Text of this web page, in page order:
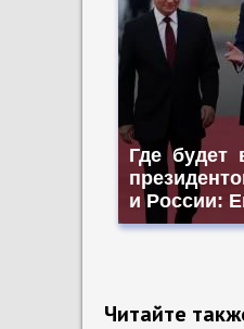
Где будет
и России:
Читайте